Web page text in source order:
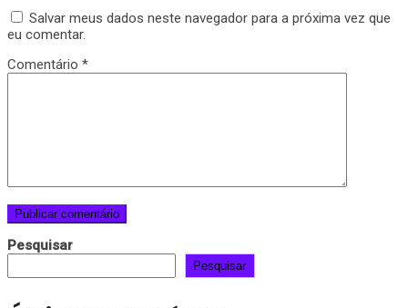
Salvar meus dados neste navegador para a próxima vez que
eu comentar.
Comentário *
Pesquisar
Pesquisar